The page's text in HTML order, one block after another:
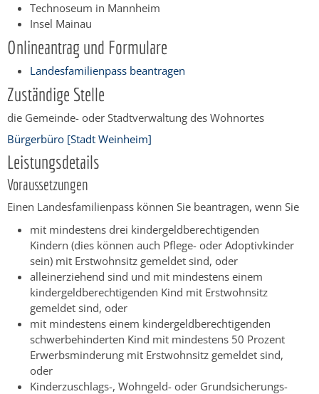
Technoseum in Mannheim
Insel Mainau
Onlineantrag und Formulare
Landesfamilienpass beantragen
Zuständige Stelle
die Gemeinde- oder Stadtverwaltung des Wohnortes
Bürgerbüro [Stadt Weinheim]
Leistungsdetails
Voraussetzungen
Einen Landesfamilienpass können Sie beantragen, wenn Sie
mit mindestens drei kindergeldberechtigenden
Kindern (dies können auch Pflege- oder Adoptivkinder
sein) mit Erstwohnsitz gemeldet sind, oder
alleinerziehend sind und mit mindestens einem
kindergeldberechtigenden Kind mit Erstwohnsitz
gemeldet sind, oder
mit mindestens einem kindergeldberechtigenden
schwerbehinderten Kind mit mindestens 50 Prozent
Erwerbsminderung mit Erstwohnsitz gemeldet sind,
oder
Kinderzuschlags-, Wohngeld- oder Grundsicherungs-